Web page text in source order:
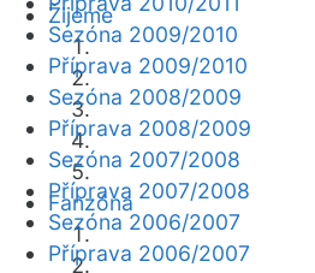
Žijeme
Fanzóna
Sezóna 2009/2010
Příprava 2009/2010
Sezóna 2008/2009
Příprava 2008/2009
Sezóna 2007/2008
Příprava 2007/2008
Sezóna 2006/2007
Příprava 2006/2007